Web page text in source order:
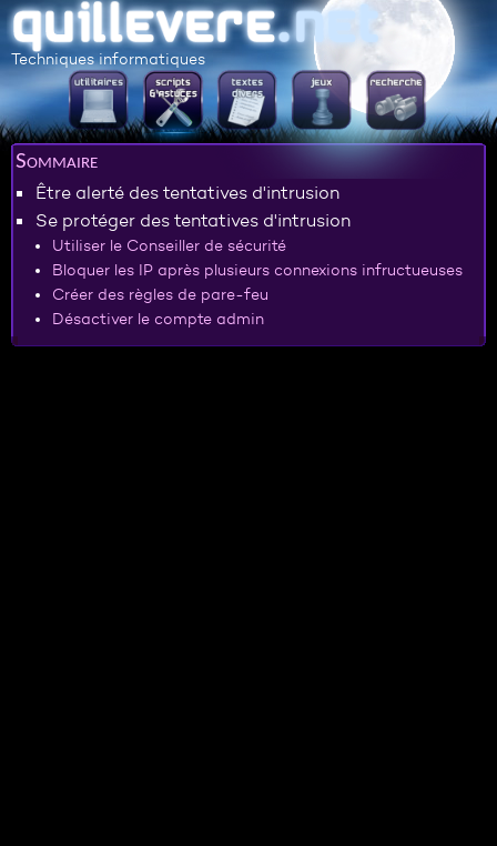
Techniques informatiques
Sommaire
Être alerté des tentatives d'intrusion
Se protéger des tentatives d'intrusion
Utiliser le Conseiller de sécurité
Bloquer les IP après plusieurs connexions infructueuses
Créer des règles de pare-feu
Désactiver le compte admin